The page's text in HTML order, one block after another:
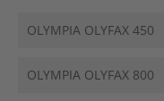
OLYMPIA OLYFAX 450
OLYMPIA OLYFAX 800